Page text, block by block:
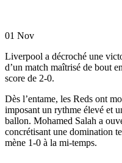
01 Nov
Liverpool a décroché une
d’un match maîtrisé de bout
score de 2‑0.
Dès l’entame, les Reds ont
imposant un rythme élevé et
ballon. Mohamed Salah a
concrétisant une domination
mène 1-0 à la mi-temps.